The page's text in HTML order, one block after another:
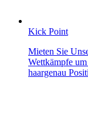
Kick Point
Mieten Sie
Wettkämpfe um
haargenau